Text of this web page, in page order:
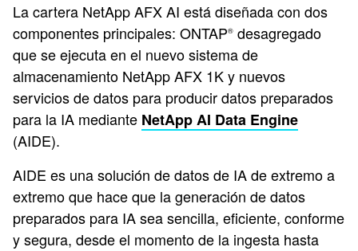
La cartera NetApp AFX AI está diseñada con dos
componentes principales: ONTAP® desagregado
que se ejecuta en el nuevo sistema de
almacenamiento NetApp AFX 1K y nuevos
servicios de datos para producir datos preparados
para la IA mediante NetApp AI Data Engine
(AIDE).
AIDE es una solución de datos de IA de extremo a
extremo que hace que la generación de datos
preparados para IA sea sencilla, eficiente, conforme
y segura, desde el momento de la ingesta hasta